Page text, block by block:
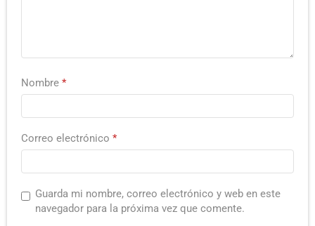
Nombre *
Correo electrónico *
Guarda mi nombre, correo electrónico y web en este
navegador para la próxima vez que comente.